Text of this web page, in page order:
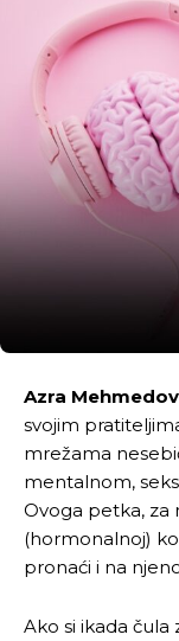
Azra
svojim
mrežama
mentalnom,
Ovoga petka, za
(hormonalnoj)
pronaći i na
Ako si ikada čula